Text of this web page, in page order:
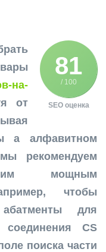
81
/ 100
SEO оценка
на-
от
а алфавитном
рекомендуем
мощным
чтобы
для
соединения CS
поиска части